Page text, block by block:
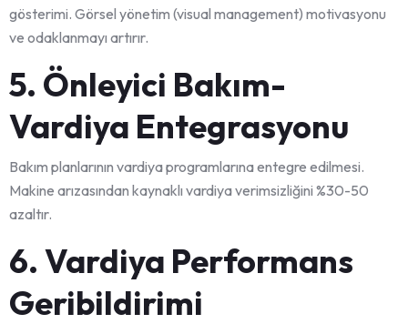
gösterimi. Görsel yönetim (visual management) motivasyonu
ve odaklanmayı artırır.
5. Önleyici Bakım-
Vardiya Entegrasyonu
Bakım planlarının vardiya programlarına entegre edilmesi.
Makine arızasından kaynaklı vardiya verimsizliğini %30-50
azaltır.
6. Vardiya Performans
Geribildirimi